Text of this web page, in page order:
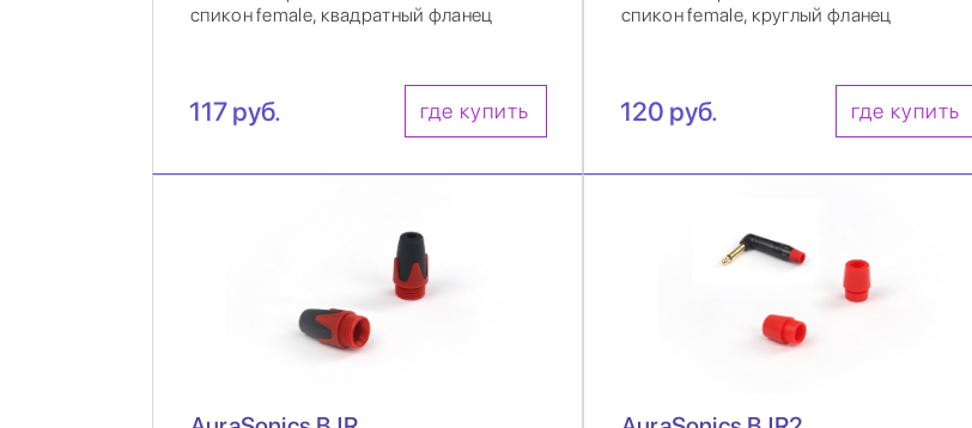
спикон female, квадратный фланец
117 руб. где купить
спикон female, круглый фланец
120 руб. где купить